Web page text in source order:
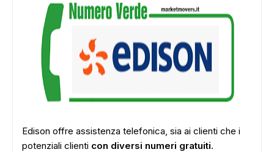
Edison offre assistenza telefonica, sia ai clienti che i
potenziali clienti con diversi numeri gratuiti.